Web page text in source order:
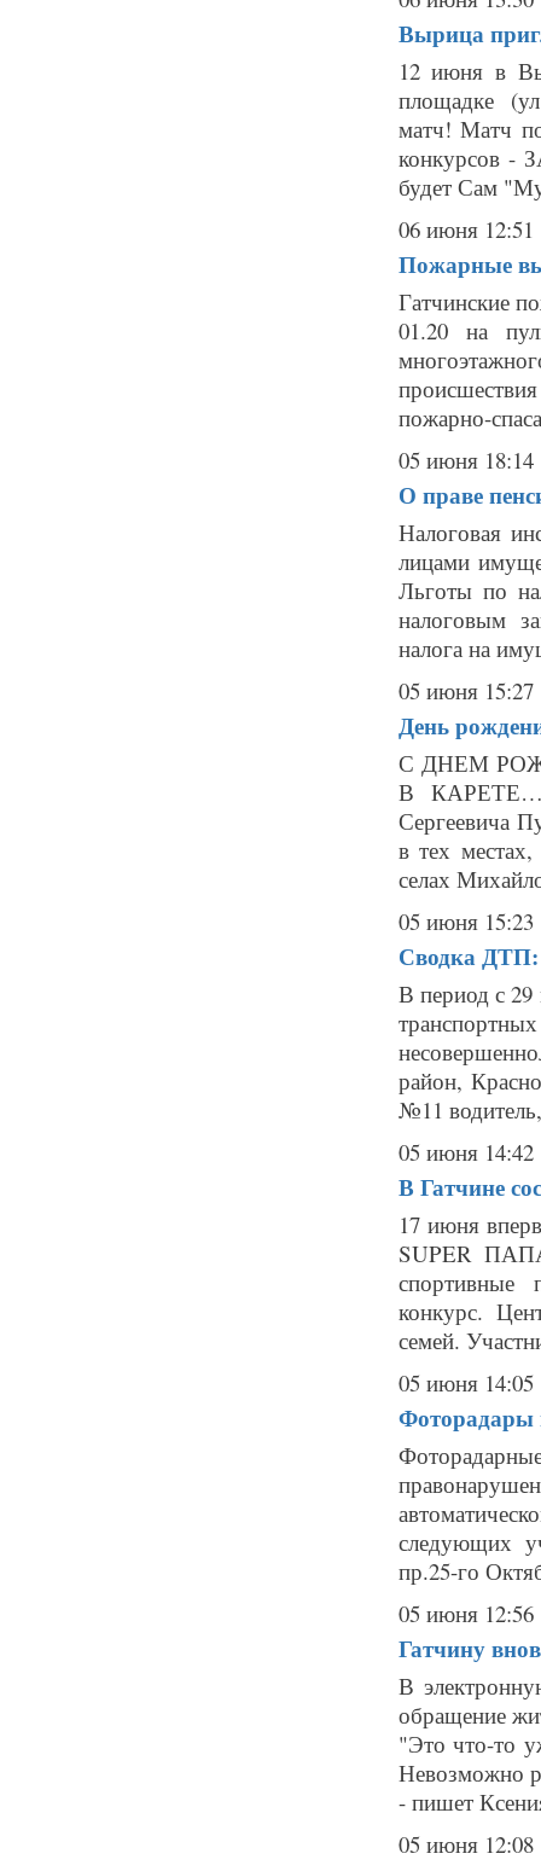
Вырица
12 июня в
площадке
матч! Матч
конкурсов
будет Сам
06 июня 12:51
Пожарные
Гатчинские
01.20 на
пожарно-
05 июня 18:14
О праве
Налоговая
лицами
Льготы по
налоговым
налога на
05 июня 15:27
День
С ДНЕМ
В КАРЕТЕ…
Сергеевича
в тех
селах
05 июня 15:23
Сводка ДТП:
В период с
район,
№11
05 июня 14:42
В Гатчине
17 июня
SUPER
спортивные
конкурс.
семей.
05 июня 14:05
Фоторадары
следующих
пр.25-го
05 июня 12:56
Гатчину
В
обращение
"Это что-то
Невозможно
- пишет
05 июня 12:08